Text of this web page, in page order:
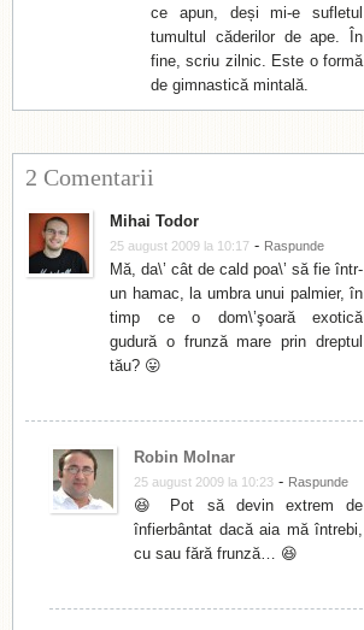
ce apun, deși mi-e sufletul
tumultul căderilor de ape. În
fine, scriu zilnic. Este o formă
de gimnastică mintală.
2 Comentarii
Mihai Todor
25 august 2009 la 10:17 - Raspunde
Mă, da\’ cât de cald poa\’ să fie într-
un hamac, la umbra unui palmier, în
timp ce o dom\’şoară exotică
gudură o frunză mare prin dreptul
tău? 😛
Robin Molnar
25 august 2009 la 10:23 - Raspunde
😆 Pot să devin extrem de
înfierbântat dacă aia mă întrebi,
cu sau fără frunză… 😆